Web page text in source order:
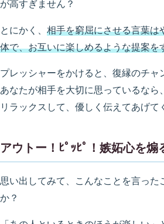
が高すぎません？
とにかく、 相手を窮屈にさせる言葉は
体で、お互いに楽しめるような提案を
プレッシャーをかけると、復縁のチャ
あなたが相手を大切に思っているなら
リラックスして、優しく伝えてあげて
アウトー！ﾋﾟｯﾋﾟ！嫉妬心を煽
思い出してみて、こんなことを言った
か？